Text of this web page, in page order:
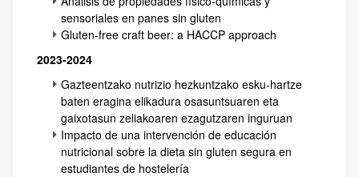
sensoriales en panes sin gluten
Gluten-free craft beer: a HACCP approach
2023-2024
Gazteentzako nutrizio hezkuntzako esku-hartze
baten eragina elikadura osasuntsuaren eta
gaixotasun zeliakoaren ezagutzaren inguruan
Impacto de una intervención de educación
nutricional sobre la dieta sin gluten segura en
estudiantes de hostelería